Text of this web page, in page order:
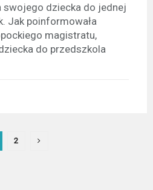
swojego dziecka do jednej
Jak poinformowała
magistratu,
do przedszkola
2